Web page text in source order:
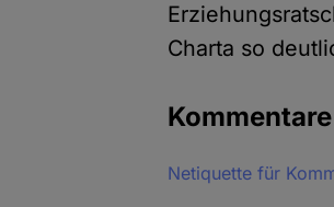
Charta so
Kommentare
Netiquette für